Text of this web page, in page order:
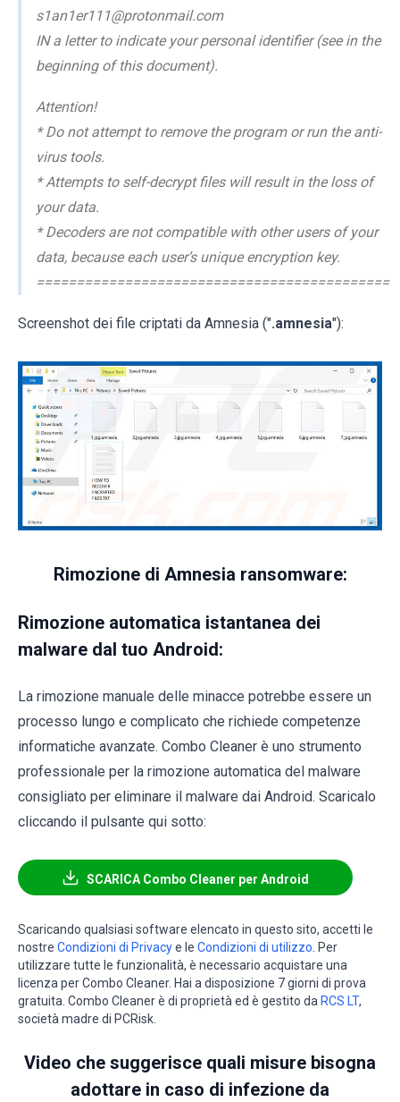
s1an1er111@protonmail.com
IN a letter to indicate your personal identifier (see in the
beginning of this document).
Attention!
* Do not attempt to remove the program or run the anti-
virus tools.
* Attempts to self-decrypt files will result in the loss of
your data.
* Decoders are not compatible with other users of your
data, because each user’s unique encryption key.
============================================
Screenshot dei file criptati da Amnesia (".amnesia"):
Rimozione di Amnesia ransomware:
Rimozione automatica istantanea dei
malware dal tuo Android:
La rimozione manuale delle minacce potrebbe essere un
processo lungo e complicato che richiede competenze
informatiche avanzate. Combo Cleaner è uno strumento
professionale per la rimozione automatica del malware
consigliato per eliminare il malware dai Android. Scaricalo
cliccando il pulsante qui sotto:
SCARICA Combo Cleaner per Android
Scaricando qualsiasi software elencato in questo sito, accetti le
nostre Condizioni di Privacye le Condizioni di utilizzo . Per
utilizzare tutte le funzionalità, è necessario acquistare una
licenza per Combo Cleaner. Hai a disposizione 7 giorni di prova
gratuita. Combo Cleaner è di proprietà ed è gestito da RCS LT,
società madre di PCRisk.
Video che suggerisce quali misure bisogna
adottare in caso di infezione da